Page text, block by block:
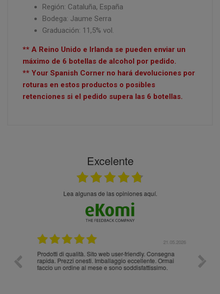
Región: Cataluña, España
Bodega: Jaume Serra
Graduación: 11,5% vol.
** A Reino Unido e Irlanda se pueden enviar un
máximo de 6 botellas de alcohol por pedido.
** Your Spanish Corner no hará devoluciones por
roturas en estos productos o posibles
retenciones si el pedido supera las 6 botellas.
Excelente
Lea algunas de las opiniones aquí.
21.05.2026
Prodotti di qualità. Sito web user-friendly. Consegna
rapida. Prezzi onesti. Imballaggio eccellente. Ormai
faccio un ordine al mese e sono soddisfattissimo.
10/10